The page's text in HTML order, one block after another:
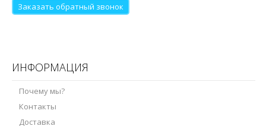
Заказать обратный звонок
ИНФОРМАЦИЯ
Почему мы?
Контакты
Доставка